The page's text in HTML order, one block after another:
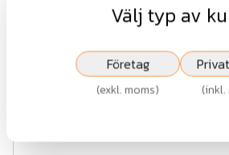
Visa
Välj typ av
Företag
(exkl. moms) (inkl.